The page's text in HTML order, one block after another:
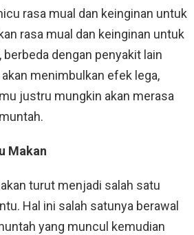
rasa mual dan keinginan untuk
rasa mual dan keinginan untuk
berbeda dengan penyakit lain
menimbulkan efek lega,
justru mungkin akan merasa
Makan
turut menjadi salah satu
Hal ini salah satunya berawal
yang muncul kemudian